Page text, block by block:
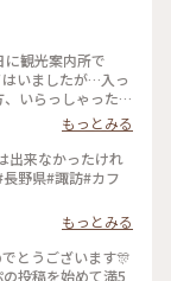
観光案内所で
はいましたが…入っ
いらっしゃった
いです♥️ #諏訪 #諏
もっとみる
もっとみる
とうございます🎊
投稿を始めて満5